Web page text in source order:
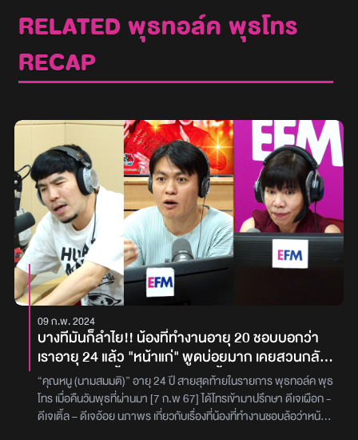
RELATED พุธทอล์ค พุธโทร
RECAP
09 ก.พ. 2024
บางทีมันก็ลำไย!! น้องที่ทำงานอายุ 20 ชอบบอกว่า
เราอายุ 24 แล้ว "หน้าแก่" พูดบ่อยมาก เคยสวนกลับ
ไป "แหม ชีวิตนี้จะไม่อายุ 24 เลยมั้ง?" น้องตอบ "ถ้า
ผม 24 พี่ก็โคตรแก่แล้ว" ถ้าเป็นทุกคนเจอแบบนี้ทำไง
คะ?
“คุณหนู (นามสมมติ)” อายุ 24 ปี สายสุดท้ายในรายการ พุธทอล์ค พุธ
โทร เมื่อคืนวันพุธที่ผ่านมา [7 ก.พ 67] ได้โทรเข้ามาปรึกษา ดีเจเผือก -
ดีเจเติ้ล – ดีเจอ้อย นภาพร เกี่ยวกับเรื่องที่น้องที่ทำงานชอบล้อว่าหน้า